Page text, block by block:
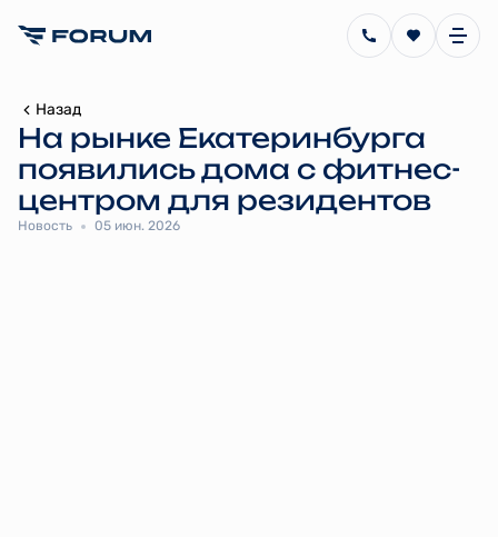
Назад
На рынке Екатеринбурга
появились дома с фитнес-
центром для резидентов
Новость 05 июн. 2026